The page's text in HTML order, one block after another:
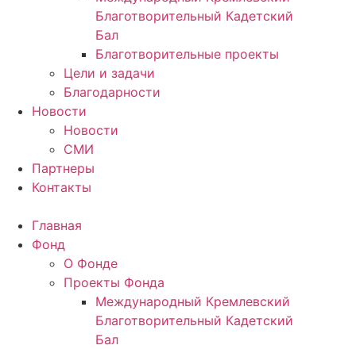
Благотворительный Кадетский
Бал
Благотворительные проекты
Цели и задачи
Благодарности
Новости
Новости
СМИ
Партнеры
Контакты
Главная
Фонд
О Фонде
Проекты Фонда
Международный Кремлевский
Благотворительный Кадетский
Бал